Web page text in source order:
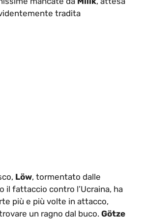
tradita
Löw, tormentato dalle
il fattaccio contro l’Ucraina, ha
più e più volte in attacco,
un ragno dal buco.Götze